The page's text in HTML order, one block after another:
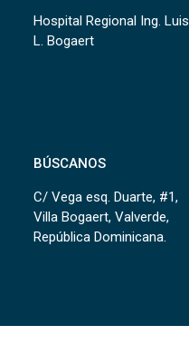
Hospital Regional Ing. Luis
L. Bogaert
BÚSCANOS
C/ Vega esq. Duarte, #1,
Villa Bogaert, Valverde,
República Dominicana.